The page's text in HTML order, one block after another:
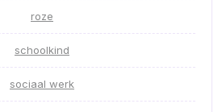
roze
schoolkind
sociaal werk